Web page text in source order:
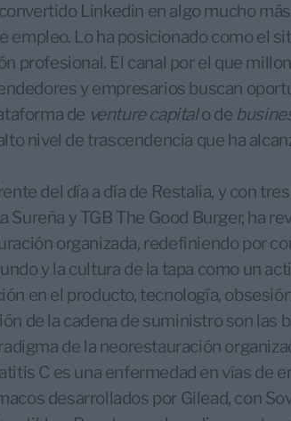
Linkedin en algo mucho
empleo. Lo ha posicionado como el
profesional. El canal por el que
y empresarios buscan
de venture capitalo de
nivel de trascendencia que ha
del día a día de Restalia, y con
Sureña y TGB The Good Burger, ha
organizada, redefiniendo por
y la cultura de la tapa como un
en el producto, tecnología,
de la cadena de suministro son las
de la neorestauración
C es una enfermedad en vías de
desarrollados por Gilead, con